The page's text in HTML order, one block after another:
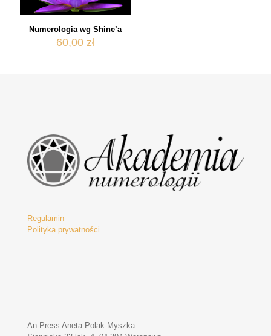
Numerologia wg Shine’a
60,00 zł
Regulamin
Polityka prywatności
An-Press Aneta Polak-Myszka